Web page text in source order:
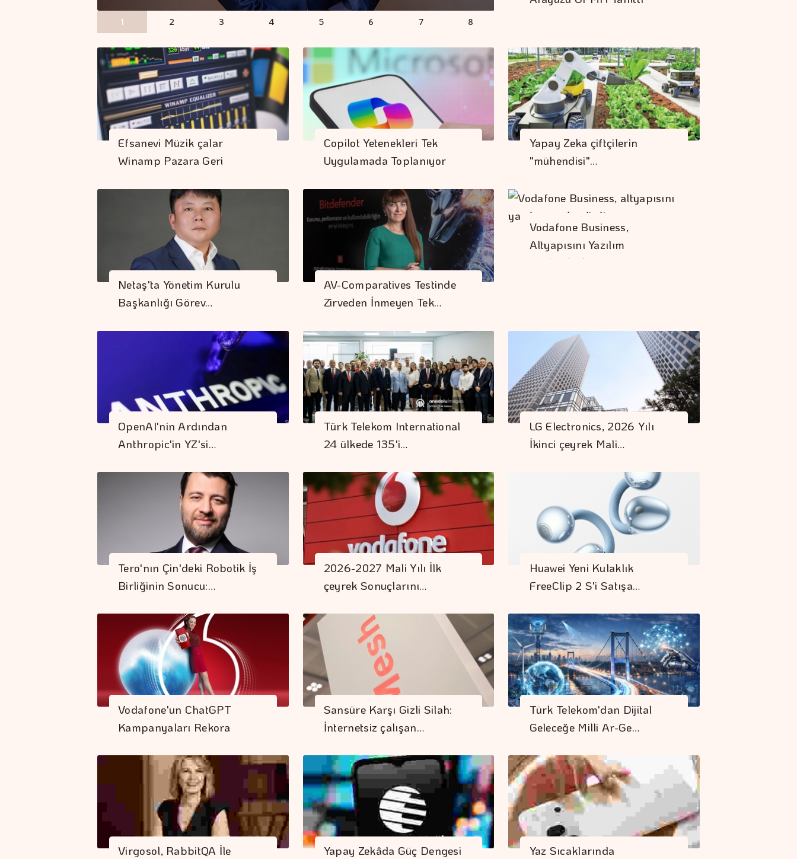
1 2 3 4 5 6 7 8
Efsanevi Müzik çalar
Winamp Pazara Geri
Copilot Yetenekleri Tek
Uygulamada Toplanıyor
Yapay Zeka çiftçilerin
"mühendisi"…
Netaş'ta Yönetim Kurulu
Başkanlığı Görev…
AV-Comparatives Testinde
Zirveden İnmeyen Tek…
Vodafone Business,
Altyapısını Yazılım
Güçlendirdi
OpenAI'nin Ardından
Anthropic'in YZ'si…
Türk Telekom International
24 ülkede 135'i…
LG Electronics, 2026 Yılı
İkinci çeyrek Mali…
Tero'nın Çin'deki Robotik İş
Birliğinin Sonucu:…
2026-2027 Mali Yılı İlk
çeyrek Sonuçlarını…
Huawei Yeni Kulaklık
FreeClip 2 S'i Satışa…
Vodafone'un ChatGPT
Kampanyaları Rekora
Sansüre Karşı Gizli Silah:
İnternetsiz çalışan…
Türk Telekom'dan Dijital
Geleceğe Milli Ar-Ge…
Virgosol, RabbitQA İle
Yapay Zekâda Güç Dengesi
Yaz Sıcaklarında